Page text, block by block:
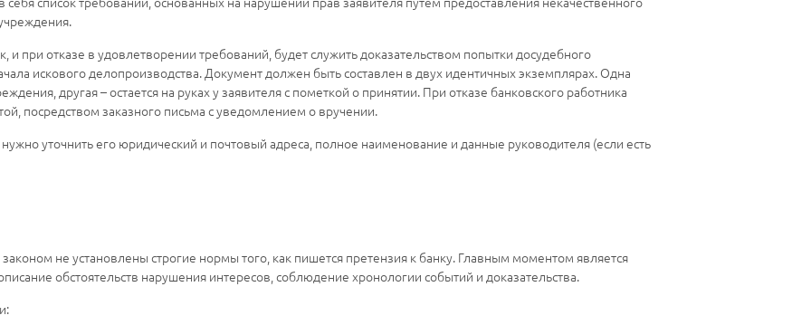
и при отказе в удовлетворении требований, будет служить доказательством попытки досудебного
искового делопроизводства. Документ должен быть составлен в двух идентичных экземплярах. Одна
другая – остается на руках у заявителя с пометкой о принятии. При отказе банковского работника
посредством заказного письма с уведомлением о вручении.
уточнить его юридический и почтовый адреса, полное наименование и данные руководителя (если есть
не установлены строгие нормы того, как пишется претензия к банку. Главным моментом является
обстоятельств нарушения интересов, соблюдение хронологии событий и доказательства.